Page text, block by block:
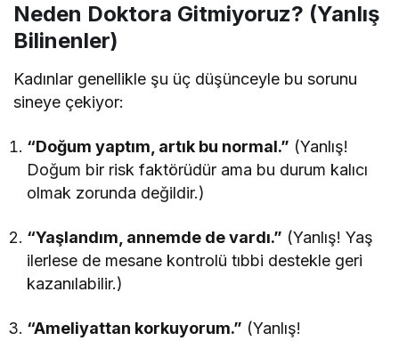
Neden Doktora Gitmiyoruz? (Yanlış
Bilinenler)
Kadınlar genellikle şu üç düşünceyle bu sorunu
sineye çekiyor:
“Doğum yaptım, artık bu normal.” (Yanlış!
Doğum bir risk faktörüdür ama bu durum kalıcı
olmak zorunda değildir.)
“Yaşlandım, annemde de vardı.” (Yanlış! Yaş
ilerlese de mesane kontrolü tıbbi destekle geri
kazanılabilir.)
“Ameliyattan korkuyorum.” (Yanlış!